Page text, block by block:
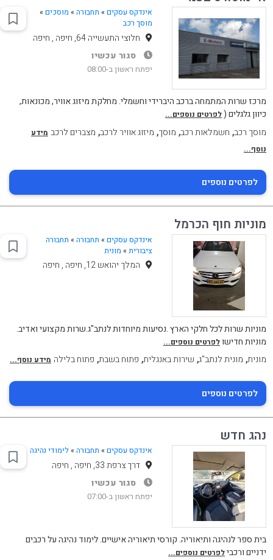
אינדקס עסקים » תחבורה» מוסכים»
מוסך רכב
חלוצי התעשייה 64, חיפה , חיפה
סגור עכשיו
יפתח ראשון ב-08:00
מרכז שרות המתמחה ברכב היברידי וחשמלי. מחלקת מיזוג אוויר, מכונאות,
כיוון גלגלים (לפרטים נוספים...
מוסך רכב, חשמלאות רכב, מוסך, מיזוג אוויר לרכב, מצברים לרכב מידע
נוסף...
לפרטים נוספים
מוניות חוף הכרמל
אינדקס עסקים » תחבורה» תחבורה
ציבורית» מונית
המלך יהואש 12, חיפה , חיפה
מוניות שרות לכל חלקי הארץ .נסיעות מיוחדות לנתב"ג.שרות מקצועי ואדיב.
מוניות חדישולפרטים נוספים...
מונית, מונית לנתב"ג, שירות באנגלית, פתוח בשבת, פתוח בלילה מידע נוסף...
לפרטים נוספים
נהג חדש
אינדקס עסקים » תחבורה»לימודי נהיגה
דרך צרפת 33, חיפה , חיפה
סגור עכשיו
יפתח ראשון ב-07:00
בית ספר לנהיגה ותיאוריה. קורסי תיאוריה אישיים. לימוד נהיגה על רכבים
ידניים ורכבילפרטים נוספים...